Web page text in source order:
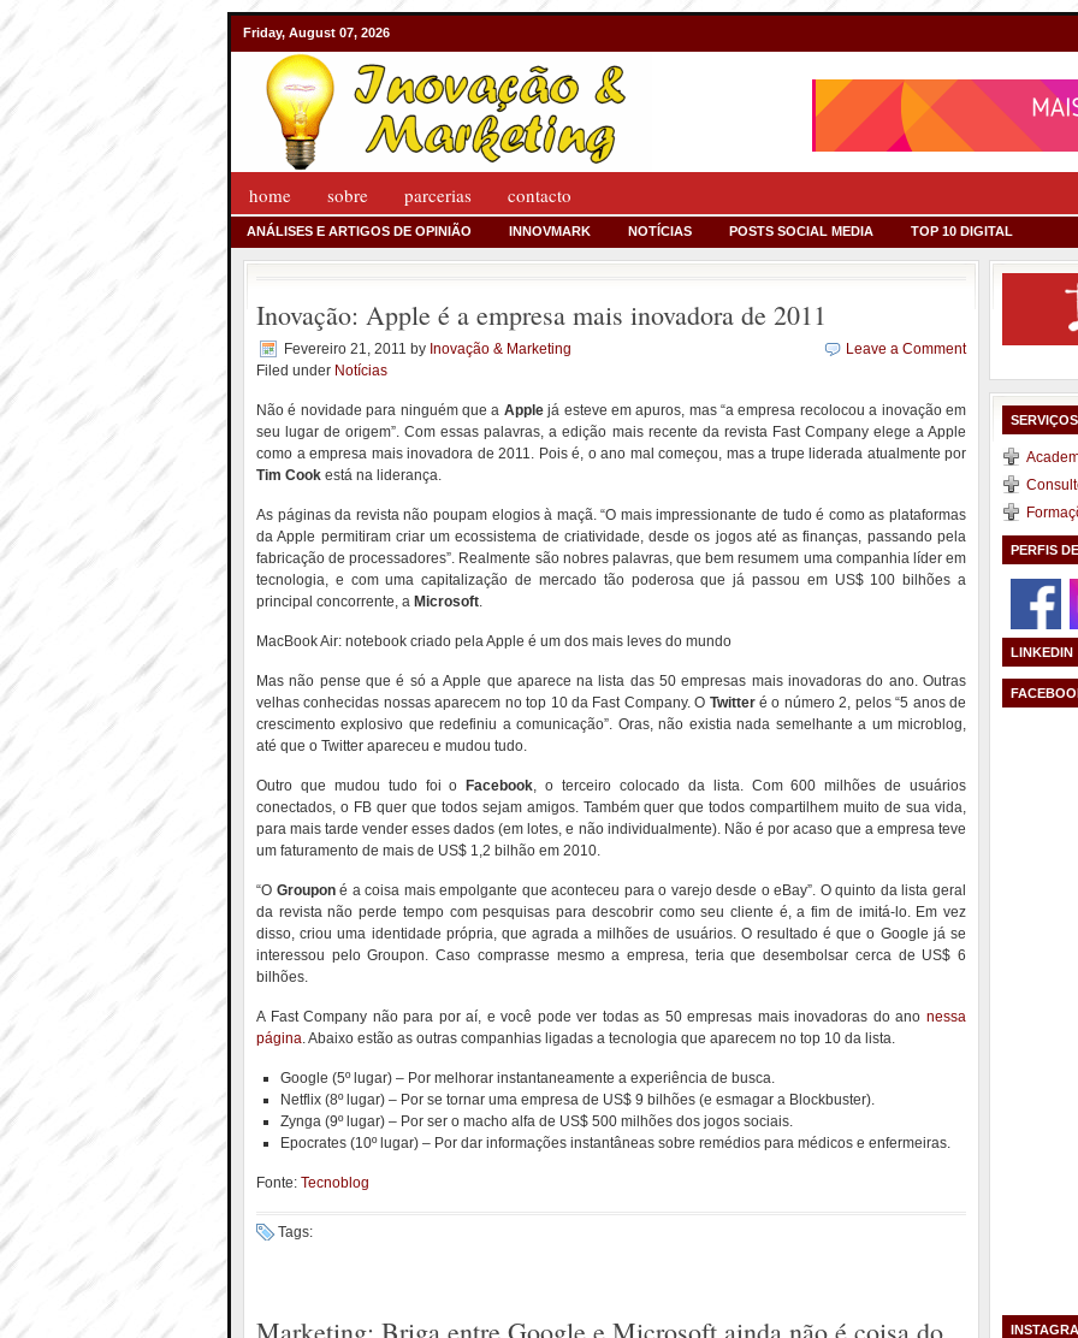
Friday, August 07, 2026
home sobre parcerias contacto
ANÁLISES E ARTIGOS DE OPINIÃO INNOVMARK NOTÍCIAS POSTS SOCIAL MEDIA TOP 10 DIGITAL
Inovação: Apple é a empresa mais inovadora de 2011
Fevereiro 21, 2011 by Inovação & Marketing
Filed under Notícias
Leave a Comment
Não é novidade para ninguém que a Applejá esteve em apuros, mas “a empresa recolocou a inovação em
seu lugar de origem”. Com essas palavras, a edição mais recente da revista Fast Company elege a Apple
como a empresa mais inovadora de 2011. Pois é, o ano mal começou, mas a trupe liderada atualmente por
Tim Cook está na liderança.
As páginas da revista não poupam elogios à maçã. “O mais impressionante de tudo é como as plataformas
da Apple permitiram criar um ecossistema de criatividade, desde os jogos até as finanças, passando pela
fabricação de processadores”. Realmente são nobres palavras, que bem resumem uma companhia líder em
tecnologia, e com uma capitalização de mercado tão poderosa que já passou em US$ 100 bilhões a
principal concorrente, a Microsoft.
MacBook Air: notebook criado pela Apple é um dos mais leves do mundo
Mas não pense que é só a Apple que aparece na lista das 50 empresas mais inovadoras do ano. Outras
velhas conhecidas nossas aparecem no top 10 da Fast Company. O Twitteré o número 2, pelos “5 anos de
crescimento explosivo que redefiniu a comunicação”. Oras, não existia nada semelhante a um microblog,
até que o Twitter apareceu e mudou tudo.
Outro que mudou tudo foi o Facebook, o terceiro colocado da lista. Com 600 milhões de usuários
conectados, o FB quer que todos sejam amigos. Também quer que todos compartilhem muito de sua vida,
para mais tarde vender esses dados (em lotes, e não individualmente). Não é por acaso que a empresa teve
um faturamento de mais de US$ 1,2 bilhão em 2010.
“O Grouponé a coisa mais empolgante que aconteceu para o varejo desde o eBay”. O quinto da lista geral
da revista não perde tempo com pesquisas para descobrir como seu cliente é, a fim de imitá-lo. Em vez
disso, criou uma identidade própria, que agrada a milhões de usuários. O resultado é que o Google já se
interessou pelo Groupon. Caso comprasse mesmo a empresa, teria que desembolsar cerca de US$ 6
bilhões.
A Fast Company não para por aí, e você pode ver todas as 50 empresas mais inovadoras do ano nessa
página. Abaixo estão as outras companhias ligadas a tecnologia que aparecem no top 10 da lista.
Google (5º lugar) – Por melhorar instantaneamente a experiência de busca.
Netflix (8º lugar) – Por se tornar uma empresa de US$ 9 bilhões (e esmagar a Blockbuster).
Zynga (9º lugar) – Por ser o macho alfa de US$ 500 milhões dos jogos sociais.
Epocrates (10º lugar) – Por dar informações instantâneas sobre remédios para médicos e enfermeiras.
Fonte: Tecnoblog
Tags:
PERFIS
LINKEDIN